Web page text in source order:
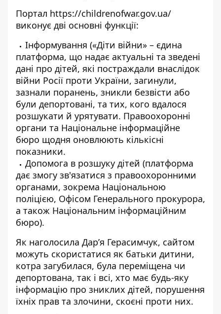
Портал https://childrenofwar.gov.ua/
виконує дві основні функції:
Інформування («Діти війни» – єдина
платформа, що надає актуальні та зведені
дані про дітей, які постраждали внаслідок
війни Росії проти України, загинули,
зазнали поранень, зникли безвісти або
були депортовані, та тих, кого вдалося
розшукати й урятувати. Правоохоронні
органи та Національне інформаційне
бюро щодня оновлюють кількісні
показники.
Допомога в розшуку дітей (платформа
дає змогу зв'язатися з правоохоронними
органами, зокрема Національною
поліцією, Офісом Генерального прокурора,
а також Національним інформаційним
бюро).
Як наголосила Дар’я Герасимчук, сайтом
можуть скористатися як батьки дитини,
котра загубилася, була переміщена чи
депортована, так і всі, хто має будь-яку
інформацію про зниклих дітей, порушення
їхніх прав та злочини, скоєні проти них.